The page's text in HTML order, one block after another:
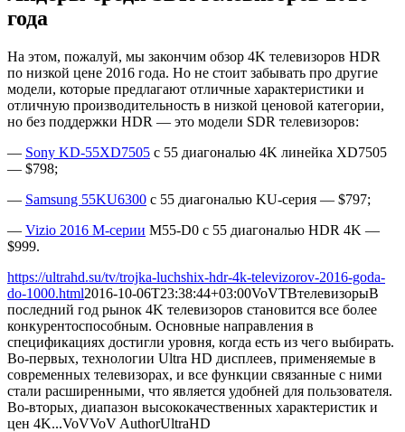
года
На этом, пожалуй, мы закончим обзор 4K телевизоров HDR
по низкой цене 2016 года. Но не стоит забывать про другие
модели, которые предлагают отличные характеристики и
отличную производительность в низкой ценовой категории,
но без поддержки HDR — это модели SDR телевизоров:
— Sony KD-55XD7505 с 55 диагональю 4K линейка XD7505
— $798;
— Samsung 55KU6300 с 55 диагональю KU-серия — $797;
— Vizio 2016 M-серии M55-D0 с 55 диагональю HDR 4K —
$999.
https://ultrahd.su/tv/trojka-luchshix-hdr-4k-televizorov-2016-goda-
do-1000.html2016-10-06T23:38:44+03:00VoVТВтелевизорыВ
последний год рынок 4K телевизоров становится все более
конкурентоспособным. Основные направления в
спецификациях достигли уровня, когда есть из чего выбирать.
Во-первых, технологии Ultra HD дисплеев, применяемые в
современных телевизорах, и все функции связанные с ними
стали расширенными, что является удобней для пользователя.
Во-вторых, диапазон высококачественных характеристик и
цен 4K...VoVVoV AuthorUltraHD